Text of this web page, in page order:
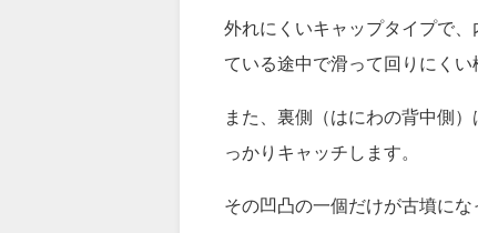
今古墳とか埴輪が人気となって
外れにくいキャップタイプで